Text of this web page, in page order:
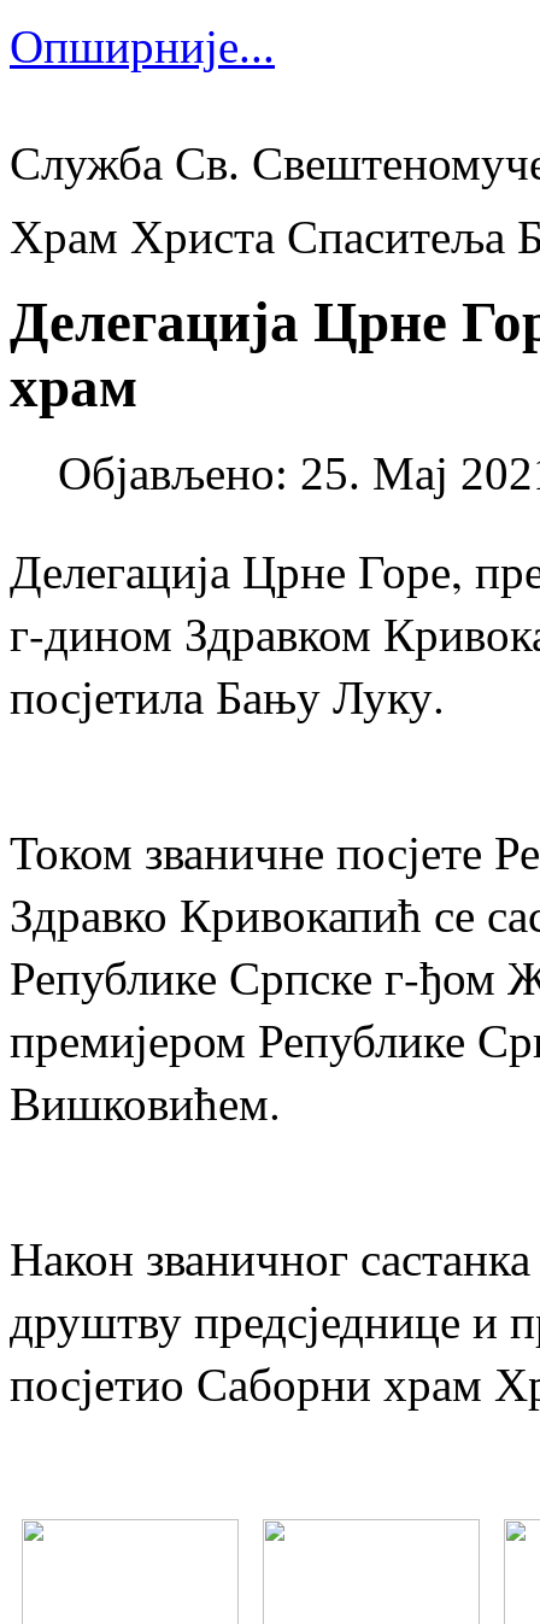
Опширније...
Служба Св.
Храм Христа Спаситеља
Делегација Црне
храм
Објављено: 25. Мај
Делегација Црне Горе,
г-дином Здравком
посјетила Бању Луку.
Током званичне посјете
Здравко Кривокапић се
Републике Српске г-ђом
премијером Републике
Вишковићем.
Након званичног
друштву предсједнице и
посјетио Саборни храм